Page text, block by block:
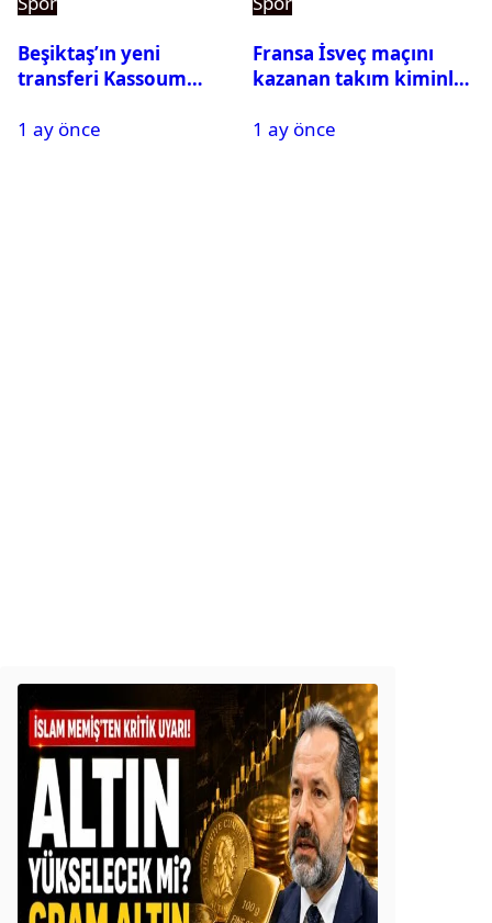
Beşiktaş’ın yeni
transferi Kassoum
gelecek? Resmi
1 ay önce
Fransa İsveç maçını
kazanan takım kiminle
turundaki rakip belli
1 ay önce